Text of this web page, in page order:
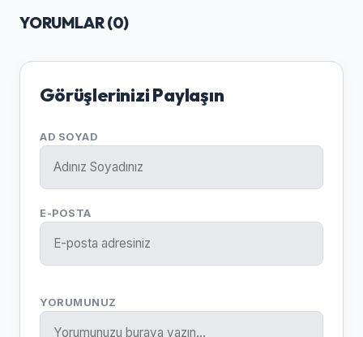
YORUMLAR (0)
Görüşlerinizi Paylaşın
AD SOYAD
E-POSTA
YORUMUNUZ